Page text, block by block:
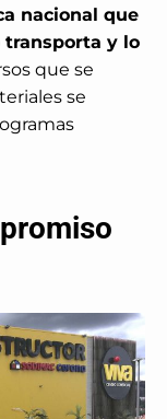
nacional que
y lo
que se
se